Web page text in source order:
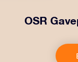
OSR
gaven
dokumenter